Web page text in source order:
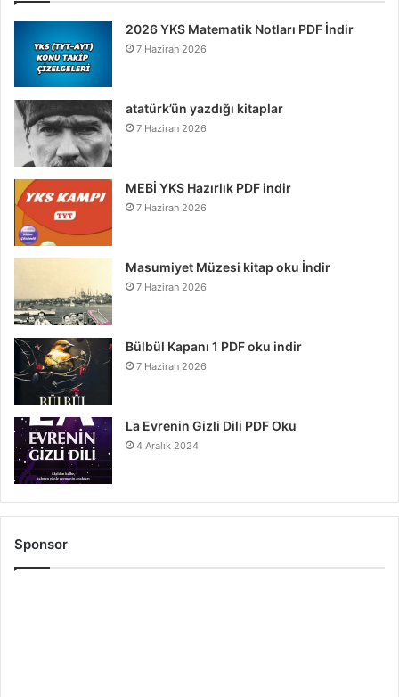
2026 YKS Matematik Notları PDF İndir
7 Haziran 2026
atatürk’ün yazdığı kitaplar
7 Haziran 2026
MEBİ YKS Hazırlık PDF indir
7 Haziran 2026
Masumiyet Müzesi kitap oku İndir
7 Haziran 2026
Bülbül Kapanı 1 PDF oku indir
7 Haziran 2026
La Evrenin Gizli Dili PDF Oku
4 Aralık 2024
Sponsor